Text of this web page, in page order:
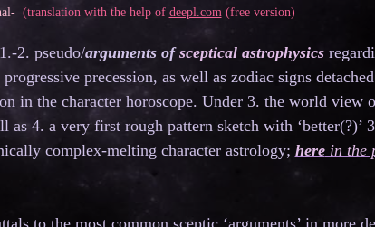
(translation with the help of deepl.com(free version)
2. pseudo/arguments of sceptical astrophysics
precession, as well as zodiac signs
in the character horoscope. Under 3. the world view
4. a very first rough pattern sketch with ‘better(?)’
complex-melting character astrology; herein the
to the most common sceptic ‘arguments’ in more